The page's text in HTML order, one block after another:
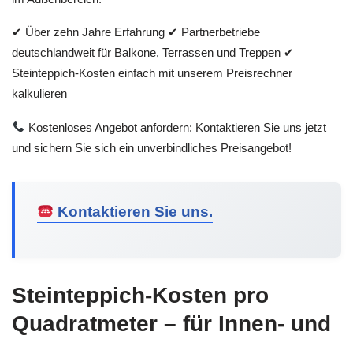
✔ Über zehn Jahre Erfahrung ✔ Partnerbetriebe
deutschlandweit für Balkone, Terrassen und Treppen ✔
Steinteppich-Kosten einfach mit unserem Preisrechner
kalkulieren
Kostenloses Angebot anfordern: Kontaktieren Sie uns jetzt
und sichern Sie sich ein unverbindliches Preisangebot!
Kontaktieren Sie uns.
Steinteppich-Kosten pro
Quadratmeter – für Innen- und